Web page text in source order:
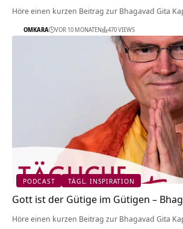
Höre einen kurzen Beitrag zur Bhagavad Gita
OMKARA VOR 10 MONATEN 470 VIEWS
PODCAST TÄGL. INSPIRATION
Gott ist der Gütige im Gütigen –
Höre einen kurzen Beitrag zur Bhagavad Gita